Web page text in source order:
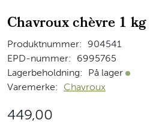
Chavroux chèvre 1 kg
Produktnummer:
904541
EPD-nummer:
6995765
Lagerbeholdning:
På lager På lager
Varemerke: Chavroux
449,00